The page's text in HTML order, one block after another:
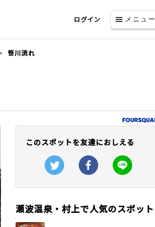
ログイン メニュー
笹川流れ
このスポットを友達におしえる
瀬波温泉・村上で人気のスポット